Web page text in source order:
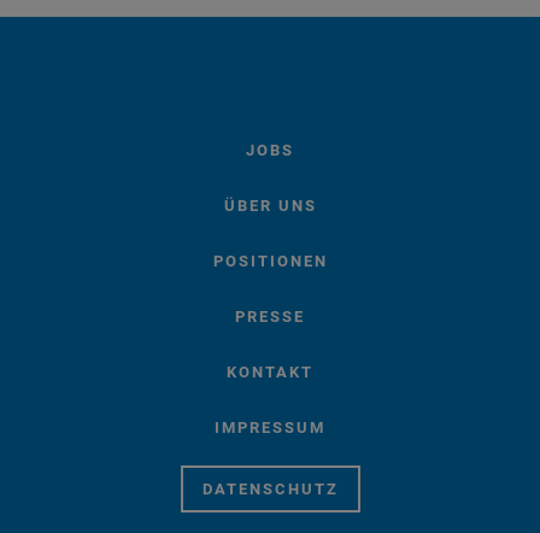
JOBS
ÜBER UNS
POSITIONEN
PRESSE
KONTAKT
IMPRESSUM
DATENSCHUTZ